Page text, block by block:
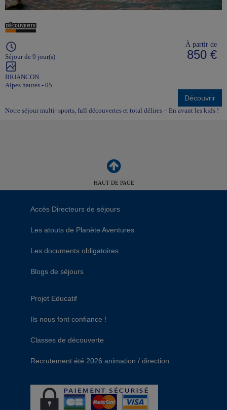
Séjour de 9 jour(s)
BRIANCON
Alpes hautes - 05
À partir de
850 €
Découvrir
Notre séjour multi- sports, full découvertes et total délires – En avant les kids !
HAUT DE PAGE
Accès Directeurs de séjours
Les atouts de Planète Aventures
Les documents obligatoires
Blogs de séjours
Projet Educatif
Ils nous font confiance !
Classes de découverte
Recrutement été 2026 animation / direction